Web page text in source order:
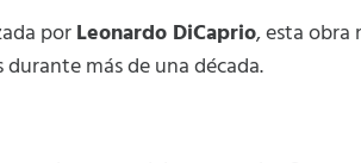
porLeonardo DiCaprio, esta obra
más de una década.